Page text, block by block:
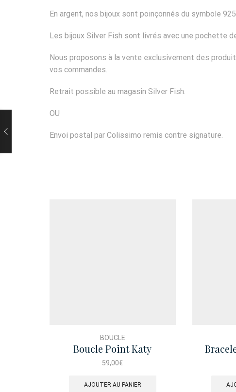
En argent, nos bijoux sont poinçonnés du symbole
Les bijoux Silver Fish sont livrés avec une pochette
Nous proposons à la vente exclusivement des
vos commandes.
Retrait possible au magasin Silver Fish.
OU
Envoi postal par Colissimo remis contre signature.
BOUCLE
Boucle Point Katy
59,00€
AJOUTER AU PANIER